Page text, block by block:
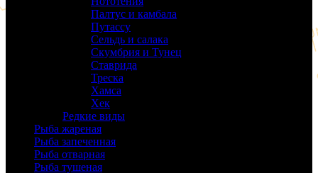
Палтус и камбала
Путассу
Сельдь и салака
Скумбрия и Тунец
Ставрида
Треска
Хамса
Хек
Редкие виды
Рыба жареная
Рыба запеченная
Рыба отварная
Рыба тушеная